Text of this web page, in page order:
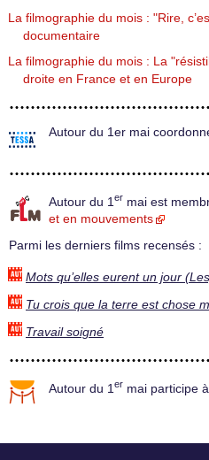
La filmographie du mois : "Rire,
documentaire
La filmographie du mois : La
droite en France et en Europe
Autour du 1er mai
Autour du 1 er mai est
et en mouvements
Parmi les derniers films recensés :
Mots qu’elles eurent un jour
Tu crois que la terre est chose
Travail soigné
Autour du 1 er mai participe